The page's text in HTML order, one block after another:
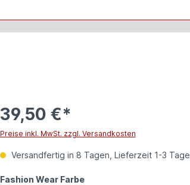
39,50 €*
Preise inkl. MwSt. zzgl. Versandkosten
Versandfertig in 8 Tagen, Lieferzeit 1-3 Tage
Fashion Wear Farbeauswählen